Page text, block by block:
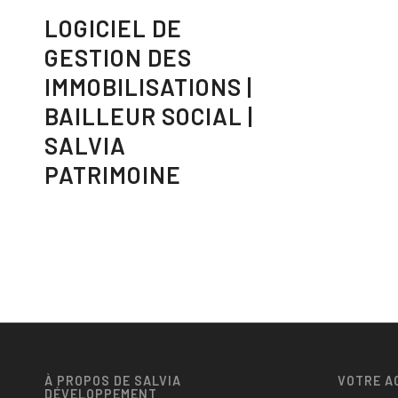
LOGICIEL DE
GESTION DES
IMMOBILISATIONS |
BAILLEUR SOCIAL |
SALVIA
PATRIMOINE
À PROPOS DE SALVIA
DÉVELOPPEMENT
VOTRE